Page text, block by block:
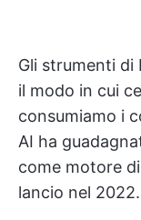
Gli strumenti di
il modo in cui
consumiamo i
AI ha
come motore
lancio nel 2022.